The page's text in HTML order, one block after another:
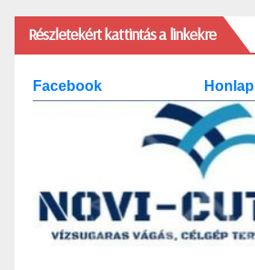
Részletekért kattintás a linkekre
Facebook Honlap